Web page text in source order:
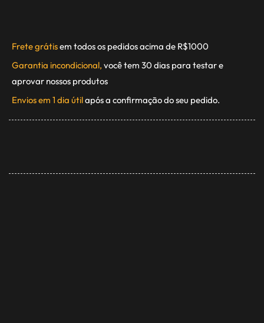
Frete grátisem todos os pedidos acima de R$1000
Garantia incondicional, você tem 30 dias para testar e
aprovar nossos produtos
Envios em 1 dia útilapós a confirmação do seu pedido.